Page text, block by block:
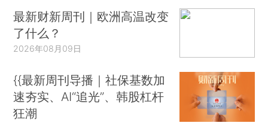
最新财新周刊｜欧洲高温改变
了什么？
2026年08月09日
{{最新周刊导播｜社保基数加
速夯实、AI“追光”、韩股杠杆
狂潮